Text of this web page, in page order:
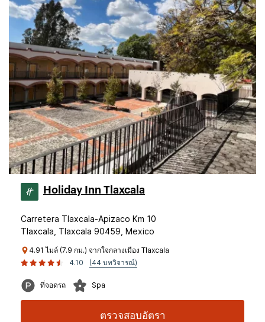
Holiday Inn Tlaxcala
Carretera Tlaxcala-Apizaco Km 10
Tlaxcala, Tlaxcala 90459, Mexico
4.91 ไมล์ (7.9 กม.) จากใจกลางเมือง Tlaxcala
4.10
(44 บทวิจารณ์)
ที่จอดรถ Spa
ตรวจสอบอัตรา